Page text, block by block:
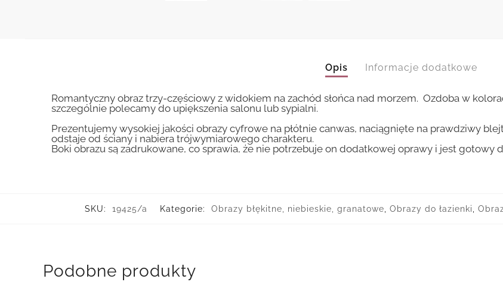
Opis Informacje dodatkowe
Romantyczny obraz trzy-częściowy z widokiem na zachód słońca nad morzem. Ozdoba w
szczególnie polecamy do upiększenia salonu lub sypialni.
Prezentujemy wysokiej jakości obrazy cyfrowe na płótnie canwas, naciągnięte na prawdziwy
odstaje od ściany i nabiera trójwymiarowego charakteru.
Boki obrazu są zadrukowane, co sprawia, że nie potrzebuje on dodatkowej oprawy i jest gotowy
SKU: 19425/a Kategorie: Obrazy błękitne, niebieskie, granatowe, Obrazy do łazienki,
Podobne produkty